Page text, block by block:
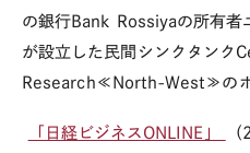
の銀行Bank Rossiyaの所有者
が設立した民間シンクタン
Research≪North-West≫のボ
「日経ビジネスONLINE」